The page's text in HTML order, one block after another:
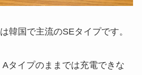
韓国で主流のSEタイプです。
Aタイプのままでは充電できな